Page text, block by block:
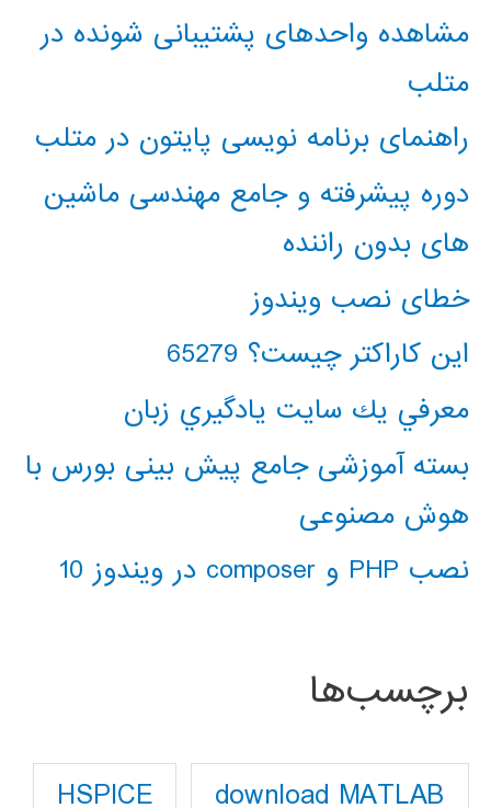
مشاهده واحدهای پشتیبانی شونده در
متلب
راهنمای برنامه نویسی پایتون در متلب
دوره پیشرفته و جامع مهندسی ماشین
های بدون راننده
خطای نصب ویندوز
این کاراکتر چیست؟ 65279
معرفي يك سايت يادگيري زبان
بسته آموزشی جامع پیش بینی بورس با
هوش مصنوعی
نصب PHP و composer در ویندوز 10
برچسب‌ها
download MATLAB
HSPICE